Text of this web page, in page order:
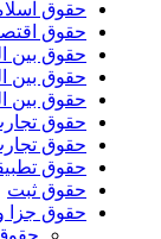
حقوق
حقوق
حقوق بین
حقوق بین
حقوق بین
حقوق
حقوق
حقوق
حقوق ثبت
حقوق جزا